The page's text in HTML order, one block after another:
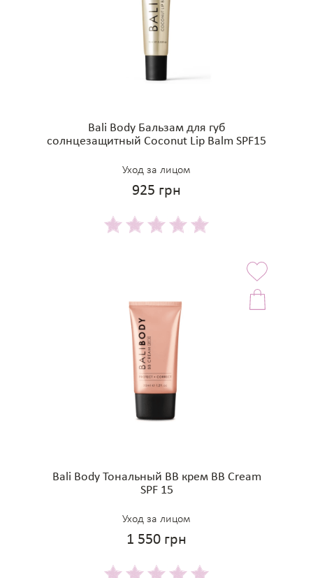
Bali Body Бальзам для губ
солнцезащитный Coconut Lip Balm SPF15
Уход за лицом
925 грн
Bali Body Тональный BB крем BB Cream
SPF 15
Уход за лицом
1 550 грн